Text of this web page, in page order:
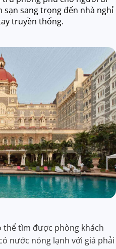
sang trọng đến nhà nghỉ
truyền thống.
thể tìm được phòng khách
nước nóng lạnh với giá phải